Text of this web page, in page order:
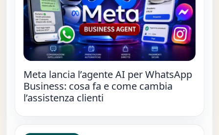
Meta lancia l’agente AI per WhatsApp
Business: cosa fa e come cambia
l’assistenza clienti